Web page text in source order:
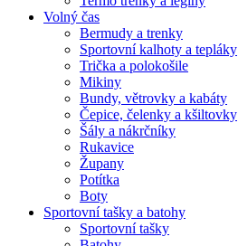
Volný čas
Bermudy a trenky
Sportovní kalhoty a tepláky
Trička a polokošile
Mikiny
Bundy, větrovky a kabáty
Čepice, čelenky a kšiltovky
Šály a nákrčníky
Rukavice
Župany
Potítka
Boty
Sportovní tašky a batohy
Sportovní tašky